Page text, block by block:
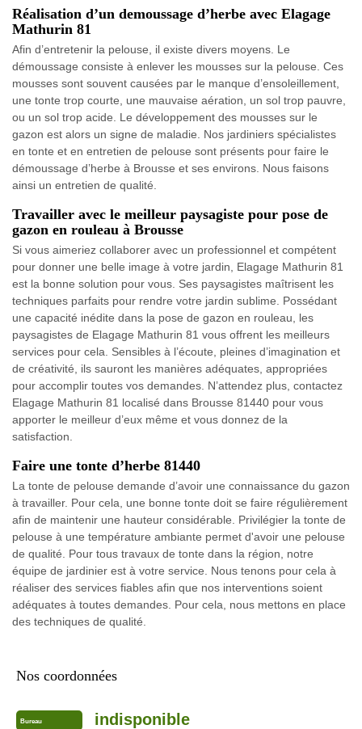
Réalisation d’un demoussage d’herbe avec Elagage
Mathurin 81
Afin d’entretenir la pelouse, il existe divers moyens. Le
démoussage consiste à enlever les mousses sur la pelouse. Ces
mousses sont souvent causées par le manque d’ensoleillement,
une tonte trop courte, une mauvaise aération, un sol trop pauvre,
ou un sol trop acide. Le développement des mousses sur le
gazon est alors un signe de maladie. Nos jardiniers spécialistes
en tonte et en entretien de pelouse sont présents pour faire le
démoussage d’herbe à Brousse et ses environs. Nous faisons
ainsi un entretien de qualité.
Travailler avec le meilleur paysagiste pour pose de
gazon en rouleau à Brousse
Si vous aimeriez collaborer avec un professionnel et compétent
pour donner une belle image à votre jardin, Elagage Mathurin 81
est la bonne solution pour vous. Ses paysagistes maîtrisent les
techniques parfaits pour rendre votre jardin sublime. Possédant
une capacité inédite dans la pose de gazon en rouleau, les
paysagistes de Elagage Mathurin 81 vous offrent les meilleurs
services pour cela. Sensibles à l’écoute, pleines d’imagination et
de créativité, ils sauront les manières adéquates, appropriées
pour accomplir toutes vos demandes. N’attendez plus, contactez
Elagage Mathurin 81 localisé dans Brousse 81440 pour vous
apporter le meilleur d’eux même et vous donnez de la
satisfaction.
Faire une tonte d’herbe 81440
La tonte de pelouse demande d’avoir une connaissance du gazon
à travailler. Pour cela, une bonne tonte doit se faire régulièrement
afin de maintenir une hauteur considérable. Privilégier la tonte de
pelouse à une température ambiante permet d'avoir une pelouse
de qualité. Pour tous travaux de tonte dans la région, notre
équipe de jardinier est à votre service. Nous tenons pour cela à
réaliser des services fiables afin que nos interventions soient
adéquates à toutes demandes. Pour cela, nous mettons en place
des techniques de qualité.
Nos coordonnées
Bureau indisponible